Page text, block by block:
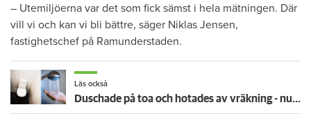
– Utemiljöerna var det som fick sämst i hela mätningen. Där
vill vi och kan vi bli bättre, säger Niklas Jensen,
fastighetschef på Ramunderstaden.
Läs också
Duschade på toa och hotades av vräkning - nu får hon bo kvar